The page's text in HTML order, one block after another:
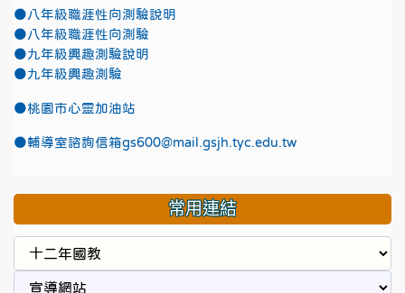
●八年級職涯性向測驗說明
●八年級職涯性向測驗
●九年級興趣測驗說明
●九年級興趣測驗
●桃園市心靈加油站
●輔導室諮詢信箱gs600@mail.gsjh.tyc.edu.tw
常用連結